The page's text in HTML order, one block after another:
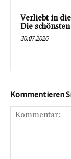
Verliebt in
Die
30.07.2026
Kommentieren